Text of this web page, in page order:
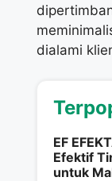
dialami
EF
Efektif
untuk